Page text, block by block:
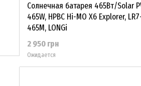
Солнечная батарея 465Вт/Solar
465W, HPBC Hi-MO X6 Explorer,
465M, LONGi
2 950 грн
Ожидается